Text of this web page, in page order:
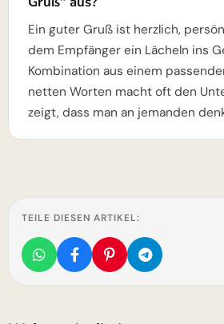
Ein guter Gruß ist herzlich,
dem Empfänger ein Lächeln ins
Kombination aus einem
netten Worten macht oft den
zeigt, dass man an jemanden
TEILE DIESEN ARTIKEL: